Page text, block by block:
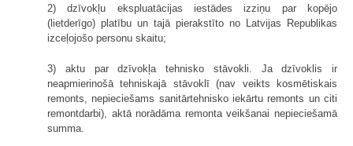
2) dzīvokļu ekspluatācijas iestādes izziņu par kopējo
(lietderīgo) platību un tajā pierakstīto no Latvijas Republikas
izceļojošo personu skaitu;
3) aktu par dzīvokļa tehnisko stāvokli. Ja dzīvoklis ir
neapmierinošā tehniskajā stāvoklī (nav veikts kosmētiskais
remonts, nepieciešams sanitārtehnisko iekārtu remonts un citi
remontdarbi), aktā norādāma remonta veikšanai nepieciešamā
summa.